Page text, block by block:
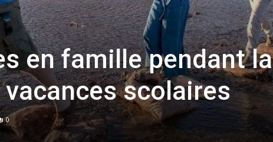
en famille pendant la
scolaires
0